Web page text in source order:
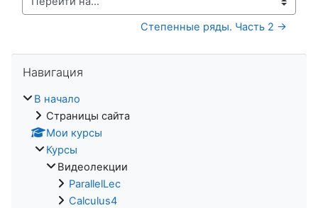
Перейти на...
Степенные ряды. Часть 2 →
Навигация
В начало
Страницы сайта
Мои курсы
Курсы
Видеолекции
ParallelLec
Calculus4